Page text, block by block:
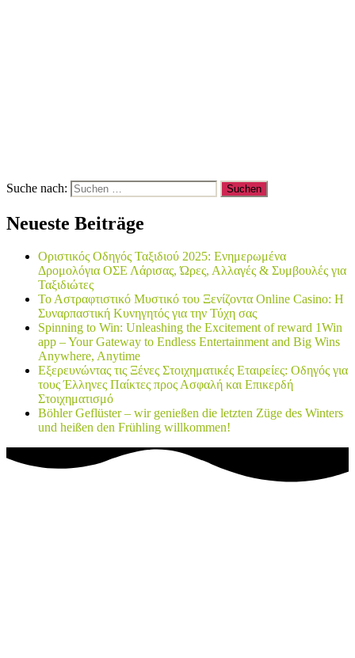
Suche nach:
Neueste Beiträge
Οριστικός Οδηγός Ταξιδιού 2025: Ενημερωμένα
Δρομολόγια ΟΣΕ Λάρισας, Ώρες, Αλλαγές & Συμβουλές για
Ταξιδιώτες
Το Αστραφτιστικό Μυστικό του Ξενίζοντα Online Casino: Η
Συναρπαστική Κυνηγητός για την Τύχη σας
Spinning to Win: Unleashing the Excitement of reward 1Win
app – Your Gateway to Endless Entertainment and Big Wins
Anywhere, Anytime
Εξερευνώντας τις Ξένες Στοιχηματικές Εταιρείες: Οδηγός για
τους Έλληνες Παίκτες προς Ασφαλή και Επικερδή
Στοιχηματισμό
Böhler Geflüster – wir genießen die letzten Züge des Winters
und heißen den Frühling willkommen!